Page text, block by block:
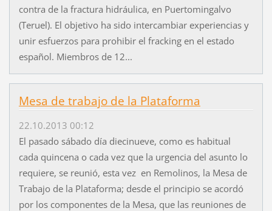
contra de la fractura hidráulica, en Puertomingalvo
(Teruel). El objetivo ha sido intercambiar experiencias y
unir esfuerzos para prohibir el fracking en el estado
español. Miembros de 12...
Mesa de trabajo de la Plataforma
22.10.2013 00:12
El pasado sábado día diecinueve, como es habitual
cada quincena o cada vez que la urgencia del asunto lo
requiere, se reunió, esta vez en Remolinos, la Mesa de
Trabajo de la Plataforma; desde el principio se acordó
por los componentes de la Mesa, que las reuniones de